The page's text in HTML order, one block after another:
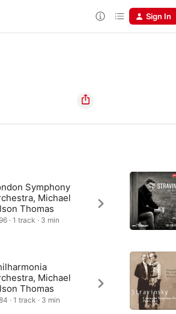
Sign In
Symphony
Michael
Thomas
· 1 track · 3 min
Michael
Thomas
· 1 track · 3 min